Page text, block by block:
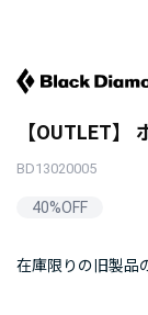
【OUTLET】
BD13020005
40%OFF
在庫限りの旧製品